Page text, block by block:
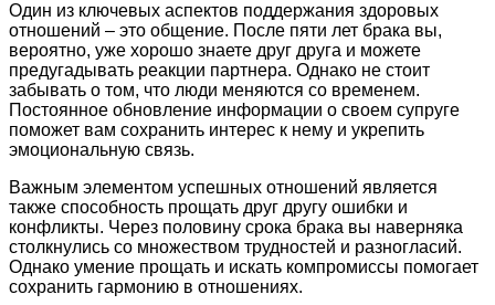
Один из ключевых аспектов поддержания здоровых
отношений – это общение. После пяти лет брака вы,
вероятно, уже хорошо знаете друг друга и можете
предугадывать реакции партнера. Однако не стоит
забывать о том, что люди меняются со временем.
Постоянное обновление информации о своем супруге
поможет вам сохранить интерес к нему и укрепить
эмоциональную связь.
Важным элементом успешных отношений является
также способность прощать друг другу ошибки и
конфликты. Через половину срока брака вы наверняка
столкнулись со множеством трудностей и разногласий.
Однако умение прощать и искать компромиссы помогает
сохранить гармонию в отношениях.